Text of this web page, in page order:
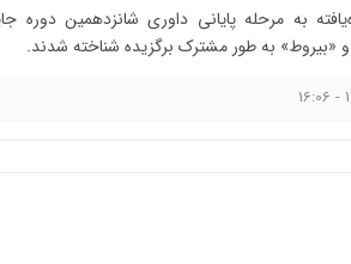
به مرحله پایانی داوری شانزدهمین دوره
به طور مشترک برگزیده شناخته شدند.